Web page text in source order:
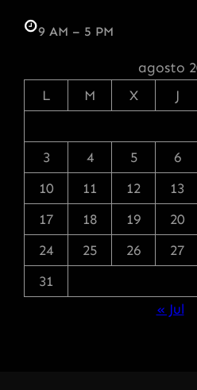
9 AM – 5 PM
agosto
L
M X J
3
4 5 6
10
11 12 13
17
18 19 20
24
25 26 27
31
« Jul